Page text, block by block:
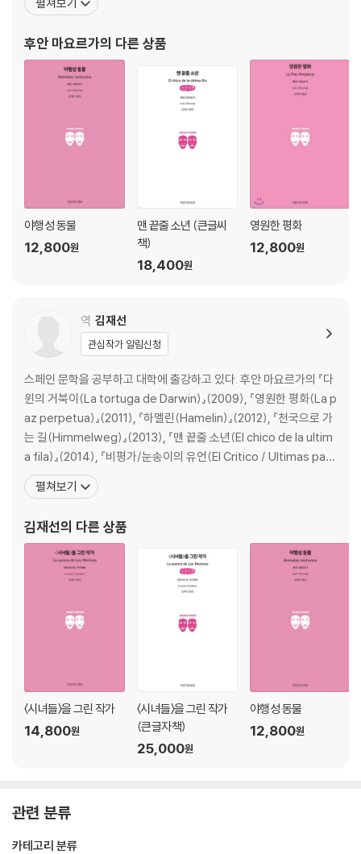
괄하고 있다. 2011년에는 ‘라 로카 데 라 카사(La Loca de la Cas
고 있다. 연극은 즐거움과
후안 마요르가의 다른 상품
야행성 동물
12,800원
맨 끝줄 소년 (큰글씨
책)
18,400원
영원한 평화
12,800원
역 김재선
관심작가 알림신청
스페인 문학을 공부하고 대학에 출강하고 있다. 후안 마요르가의 『다
윈의 거북이(La tortuga de Darwin)』(2009), 『영원한 평화(La p
az perpetua)』(2011), 『하멜린(Hamelin)』(2012), 『천국으로 가
는 길(Himmelweg)』(2013), 『맨 끝줄 소년(El chico de la ultim
a fila)』(2014), 『비평가/눈송이의 유언(El Critico / Ultimas pala
bras de Copito de Nieve )』(2016), 『스탈린에게 보내는 연애편
지(Cartas de amor a Stalin)』(2018), 라파
펼쳐보기
김재선의 다른 상품
〈시녀들〉을 그린 작가
14,800원
〈시녀들〉을 그린 작가
(큰글자책)
25,000원
야행성 동물
12,800원
관련 분류
카테고리 분류